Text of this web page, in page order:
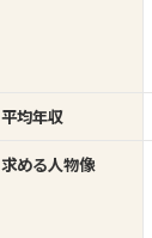
平均年収
求める人物像